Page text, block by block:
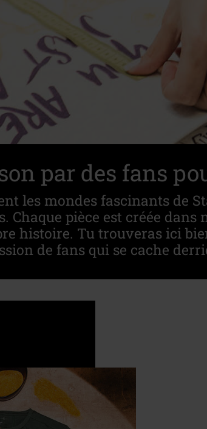
par des fans
les mondes fascinants de
Chaque pièce est créée
histoire. Tu trouveras ici
de fans qui se cache